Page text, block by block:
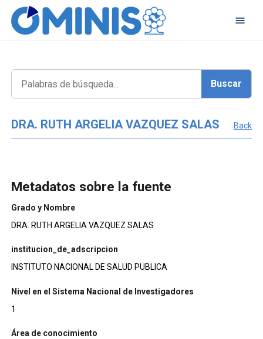
DRA. RUTH ARGELIA VAZQUEZ SALAS Back
Metadatos sobre la fuente
Grado y Nombre
DRA. RUTH ARGELIA VAZQUEZ SALAS
institucion_de_adscripcion
INSTITUTO NACIONAL DE SALUD PUBLICA
Nivel en el Sistema Nacional de Investigadores
1
Área de conocimiento